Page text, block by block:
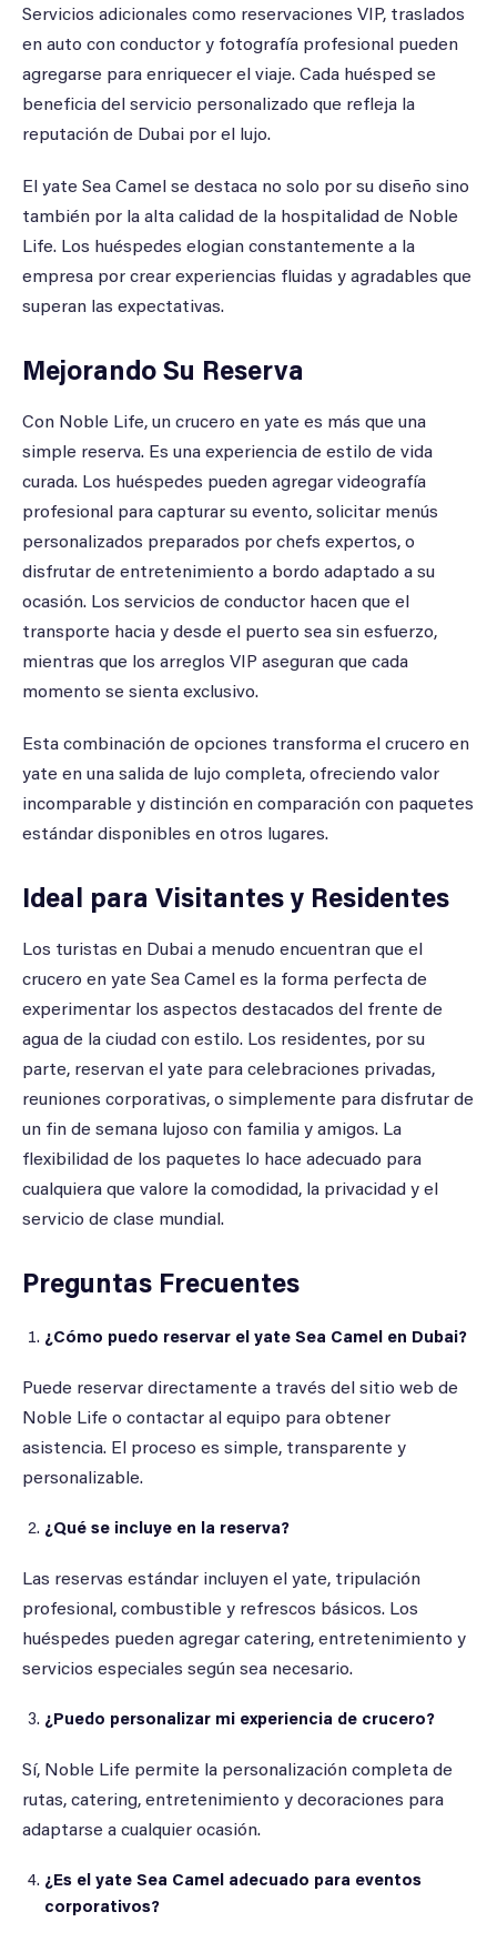
Servicios adicionales como reservaciones VIP, traslados
en auto con conductor y fotografía profesional pueden
agregarse para enriquecer el viaje. Cada huésped se
beneficia del servicio personalizado que refleja la
reputación de Dubai por el lujo.
El yate Sea Camel se destaca no solo por su diseño sino
también por la alta calidad de la hospitalidad de Noble
Life. Los huéspedes elogian constantemente a la
empresa por crear experiencias fluidas y agradables que
superan las expectativas.
Mejorando Su Reserva
Con Noble Life, un crucero en yate es más que una
simple reserva. Es una experiencia de estilo de vida
curada. Los huéspedes pueden agregar videografía
profesional para capturar su evento, solicitar menús
personalizados preparados por chefs expertos, o
disfrutar de entretenimiento a bordo adaptado a su
ocasión. Los servicios de conductor hacen que el
transporte hacia y desde el puerto sea sin esfuerzo,
mientras que los arreglos VIP aseguran que cada
momento se sienta exclusivo.
Esta combinación de opciones transforma el crucero en
yate en una salida de lujo completa, ofreciendo valor
incomparable y distinción en comparación con paquetes
estándar disponibles en otros lugares.
Ideal para Visitantes y Residentes
Los turistas en Dubai a menudo encuentran que el
crucero en yate Sea Camel es la forma perfecta de
experimentar los aspectos destacados del frente de
agua de la ciudad con estilo. Los residentes, por su
parte, reservan el yate para celebraciones privadas,
reuniones corporativas, o simplemente para disfrutar de
un fin de semana lujoso con familia y amigos. La
flexibilidad de los paquetes lo hace adecuado para
cualquiera que valore la comodidad, la privacidad y el
servicio de clase mundial.
Preguntas Frecuentes
¿Cómo puedo reservar el yate Sea Camel en Dubai?
Puede reservar directamente a través del sitio web de
Noble Life o contactar al equipo para obtener
asistencia. El proceso es simple, transparente y
personalizable.
¿Qué se incluye en la reserva?
Las reservas estándar incluyen el yate, tripulación
profesional, combustible y refrescos básicos. Los
huéspedes pueden agregar catering, entretenimiento y
servicios especiales según sea necesario.
¿Puedo personalizar mi experiencia de crucero?
Sí, Noble Life permite la personalización completa de
rutas, catering, entretenimiento y decoraciones para
adaptarse a cualquier ocasión.
¿Es el yate Sea Camel adecuado para eventos
corporativos?